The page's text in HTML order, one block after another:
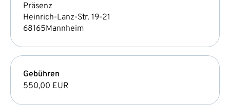
Präsenz
Heinrich-Lanz-Str. 19-21
68165Mannheim
Gebühren
550,00 EUR